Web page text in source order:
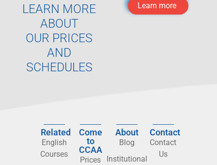
LEARN MORE
ABOUT
OUR PRICES
AND
SCHEDULES
Learn more
Related
English
Courses
Come
to
CCAA
Prices
About
Blog
Institutional
Contact
Contact
Us